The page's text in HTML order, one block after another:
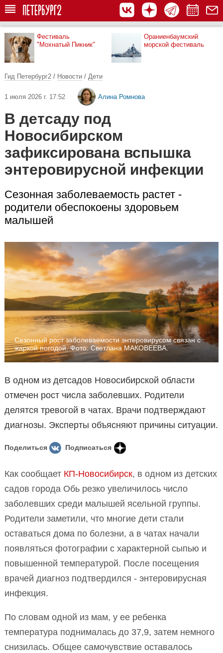
Фестиваль
"Мохнатый Пикник"
Ораниенбаумский
морской фестиваль
Гид Петербург2 / Новости / Дети
1 июля 2026 г. 17:52 Алина Ромнова
В детсаду под
Новосибирском
зафиксирована вспышка
энтеровирусной инфекции
Сезонная заболеваемость растет -
родители обеспокоены здоровьем
малышей
Сезонный рост заболеваемости энтеровирусом связан с
жаркой погодой. Фото: Светлана МАКОВЕЕВА.
В одном из детсадов Новосибирской области
отмечен рост числа заболевших. Родители
делятся тревогой в чатах. Врачи подтверждают
диагнозы. Эксперты объясняют причины ситуации.
Поделиться Подписаться
Как сообщает КП-Новосибирск, в одном из детских
садов города Обь резко увеличилось число
заболевших среди малышей ясельной группы.
Родители заметили, что многие дети стали
оставаться дома по болезни, а в чатах начали
появляться фотографии с характерной сыпью и
повышенной температурой. После посещения
врачей диагноз подтвердился - энтеровирусная
инфекция.
По словам одной из мам, у ее ребенка
температура поднималась до 37,9, затем немного
снизилась. Общее самочувствие оставалось